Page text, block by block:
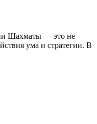
Шахматы — это не
ума и стратегии. В